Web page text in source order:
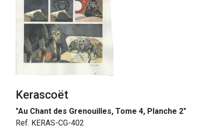
Kerascoët
"Au Chant des Grenouilles, Tome 4, Planche 2"
Ref. KERAS-CG-402